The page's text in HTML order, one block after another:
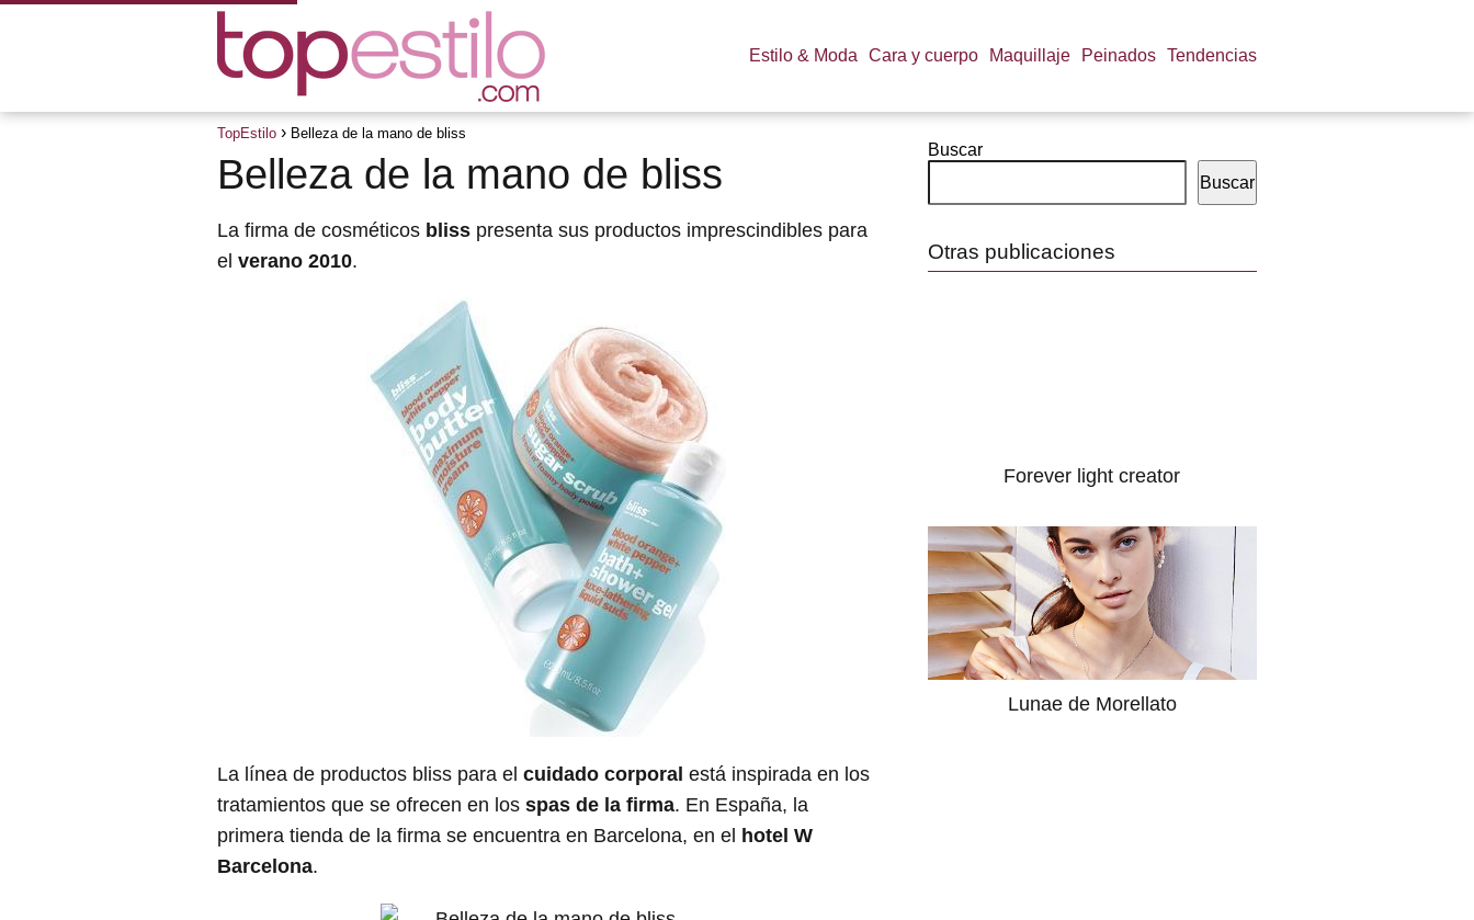
Estilo & Moda Cara y cuerpo Maquillaje Peinados Tendencias
TopEstilo Belleza de la mano de bliss
Belleza de la mano de bliss
La firma de cosméticos bliss presenta sus productos imprescindibles para
el verano 2010.
La línea de productos bliss para el cuidado corporal está inspirada en los
tratamientos que se ofrecen en los spas de la firma. En España, la
primera tienda de la firma se encuentra en Barcelona, en el hotel W
Barcelona.
Buscar
Buscar
Otras publicaciones
Forever light creator
Lunae de Morellato